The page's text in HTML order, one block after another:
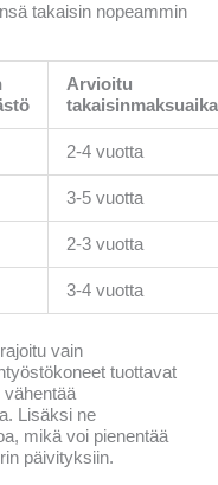
takaisin nopeammin
Arvioitu
takaisinmaksuaika
2-4 vuotta
3-5 vuotta
2-3 vuotta
3-4 vuotta
vain
tuottavat
Lisäksi ne
mikä voi pienentää
päivityksiin.